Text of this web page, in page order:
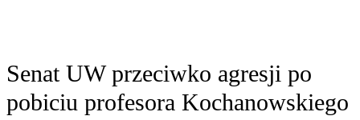
Senat UW przeciwko agresji po
pobiciu profesora Kochanowskiego